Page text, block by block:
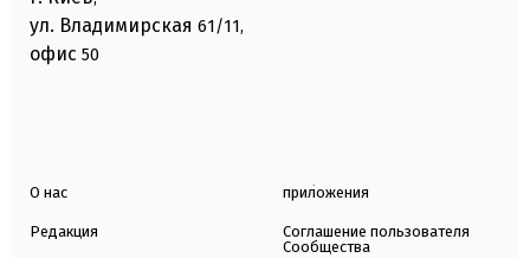
ул. Владимирская 61/11,
офис 50
О нас
Редакция
приложения
Соглашение пользователя
Сообщества